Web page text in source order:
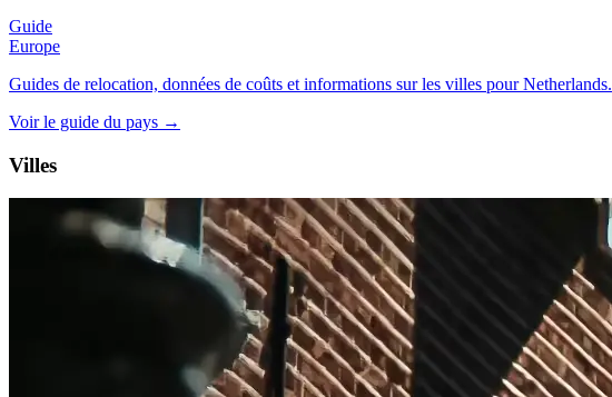
Guide
Europe
Guides de relocation, données de coûts et informations sur les villes pour Netherlands.
Voir le guide du pays →
Villes